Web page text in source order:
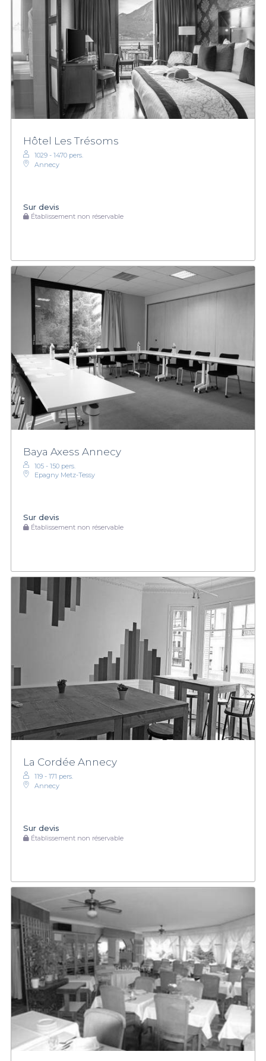
Hôtel Les Trésoms
1029 - 1470 pers.
Annecy
Sur devis
Établissement non réservable
Baya Axess Annecy
105 - 150 pers.
Epagny Metz-Tessy
Sur devis
Établissement non réservable
La Cordée Annecy
119 - 171 pers.
Annecy
Sur devis
Établissement non réservable